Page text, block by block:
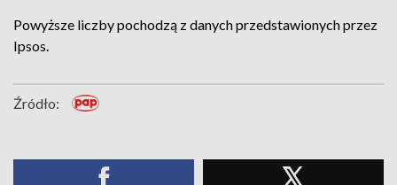
Powyższe liczby pochodzą z danych przedstawionych przez
Ipsos.
Źródło: